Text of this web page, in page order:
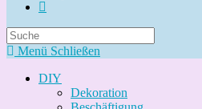
Search
this
website
Menü Schließen
DIY
Dekoration